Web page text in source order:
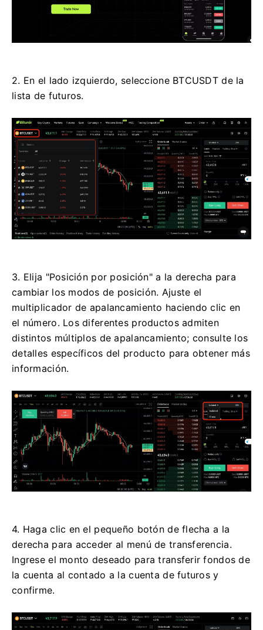
2. En el lado izquierdo, seleccione BTCUSDT de la
lista de futuros.
3. Elija "Posición por posición" a la derecha para
cambiar los modos de posición. Ajuste el
multiplicador de apalancamiento haciendo clic en
el número. Los diferentes productos admiten
distintos múltiplos de apalancamiento; consulte los
detalles específicos del producto para obtener más
información.
4. Haga clic en el pequeño botón de flecha a la
derecha para acceder al menú de transferencia.
Ingrese el monto deseado para transferir fondos de
la cuenta al contado a la cuenta de futuros y
confirme.